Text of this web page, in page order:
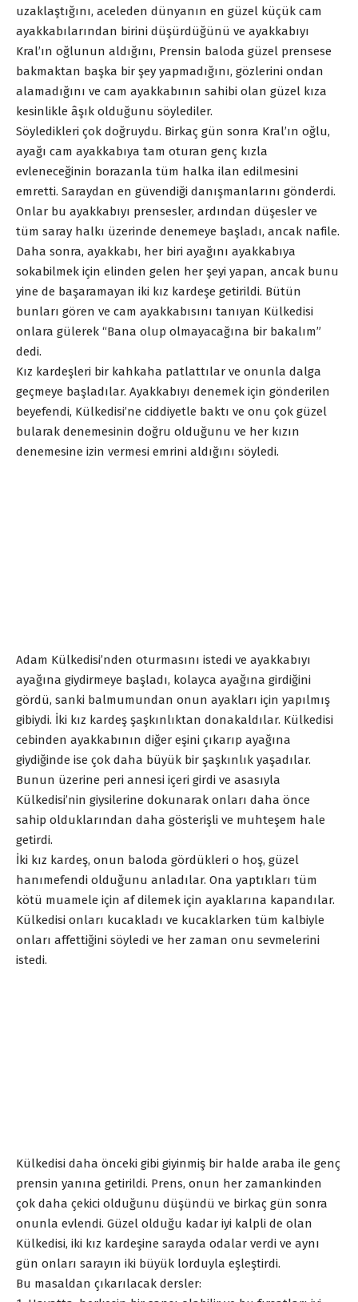
uzaklaştığını, aceleden dünyanın en güzel küçük cam
ayakkabılarından birini düşürdüğünü ve ayakkabıyı
Kral’ın oğlunun aldığını, Prensin baloda güzel prensese
bakmaktan başka bir şey yapmadığını, gözlerini ondan
alamadığını ve cam ayakkabının sahibi olan güzel kıza
kesinlikle âşık olduğunu söylediler.
Söyledikleri çok doğruydu. Birkaç gün sonra Kral’ın oğlu,
ayağı cam ayakkabıya tam oturan genç kızla
evleneceğinin borazanla tüm halka ilan edilmesini
emretti. Saraydan en güvendiği danışmanlarını gönderdi.
Onlar bu ayakkabıyı prensesler, ardından düşesler ve
tüm saray halkı üzerinde denemeye başladı, ancak nafile.
Daha sonra, ayakkabı, her biri ayağını ayakkabıya
sokabilmek için elinden gelen her şeyi yapan, ancak bunu
yine de başaramayan iki kız kardeşe getirildi. Bütün
bunları gören ve cam ayakkabısını tanıyan Külkedisi
onlara gülerek “Bana olup olmayacağına bir bakalım”
dedi.
Kız kardeşleri bir kahkaha patlattılar ve onunla dalga
geçmeye başladılar. Ayakkabıyı denemek için gönderilen
beyefendi, Külkedisi’ne ciddiyetle baktı ve onu çok güzel
bularak denemesinin doğru olduğunu ve her kızın
denemesine izin vermesi emrini aldığını söyledi.
Adam Külkedisi’nden oturmasını istedi ve ayakkabıyı
ayağına giydirmeye başladı, kolayca ayağına girdiğini
gördü, sanki balmumundan onun ayakları için yapılmış
gibiydi. İki kız kardeş şaşkınlıktan donakaldılar. Külkedisi
cebinden ayakkabının diğer eşini çıkarıp ayağına
giydiğinde ise çok daha büyük bir şaşkınlık yaşadılar.
Bunun üzerine peri annesi içeri girdi ve asasıyla
Külkedisi’nin giysilerine dokunarak onları daha önce
sahip olduklarından daha gösterişli ve muhteşem hale
getirdi.
İki kız kardeş, onun baloda gördükleri o hoş, güzel
hanımefendi olduğunu anladılar. Ona yaptıkları tüm
kötü muamele için af dilemek için ayaklarına kapandılar.
Külkedisi onları kucakladı ve kucaklarken tüm kalbiyle
onları affettiğini söyledi ve her zaman onu sevmelerini
istedi.
Külkedisi daha önceki gibi giyinmiş bir halde araba ile genç
prensin yanına getirildi. Prens, onun her zamankinden
çok daha çekici olduğunu düşündü ve birkaç gün sonra
onunla evlendi. Güzel olduğu kadar iyi kalpli de olan
Külkedisi, iki kız kardeşine sarayda odalar verdi ve aynı
gün onları sarayın iki büyük lorduyla eşleştirdi.
Bu masaldan çıkarılacak dersler: